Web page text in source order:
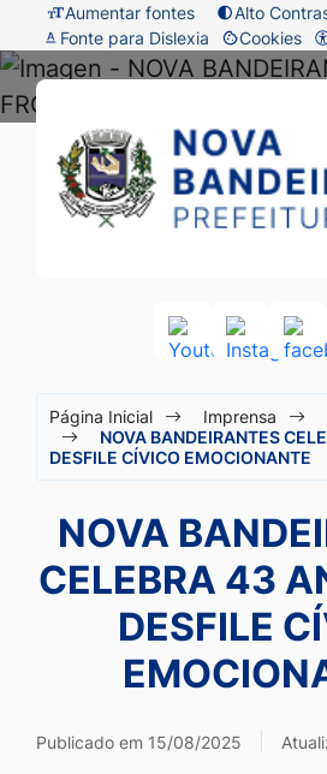
Seção
de
atalhos
e
links
de
acessibilidade
Ir
para
o
conteúdo
[alt+1]
para
[alt+3]
para
Aumentar fontes Alto
Fonte para Dislexia
Cookies
Abrir
de
Seção
do
menu
principal
Prefeitura
de
Nova
Acessar
Social
Youtube
Acessar
Social
Instagram
do
menu
Página Inicial Imprensa
NOVA BANDEIRANTES
DESFILE CÍVICO EMOCIONANTE
NOVA
CELEBRA 43
DESFILE
Publicado em 15/08/2025